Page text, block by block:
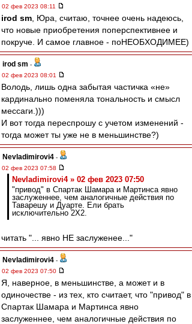
02 фев 2023 08:11
irod sm , Юра, считаю, точнее очень надеюсь,
что новые приобретения поперспективнее и
покруче. И самое главное - поНЕОБХОДИМЕЕ)
irod sm -
02 фев 2023 08:01
Володь, лишь одна забытая частичка «не»
кардинально поменяла тональность и смысл
мессаги.)))
И вот тогда переспрошу с учетом изменений -
тогда может ты уже не в меньшинстве?)
Nevladimirovi4 -
02 фев 2023 07:58
Nevladimirovi4 » 02 фев 2023 07:50
"привод" в Спартак Шамара и Мартинса явно
заслуженнее, чем аналогичные действия по
Таварешу и Дуарте. Ели брать
исключительно 2Х2.
читать "... явно НЕ заслуженее..."
Nevladimirovi4 -
02 фев 2023 07:50
Я, наверное, в меньшинстве, а может и в
одиночестве - из тех, кто считает, что "привод" в
Спартак Шамара и Мартинса явно
заслуженнее, чем аналогичные действия по